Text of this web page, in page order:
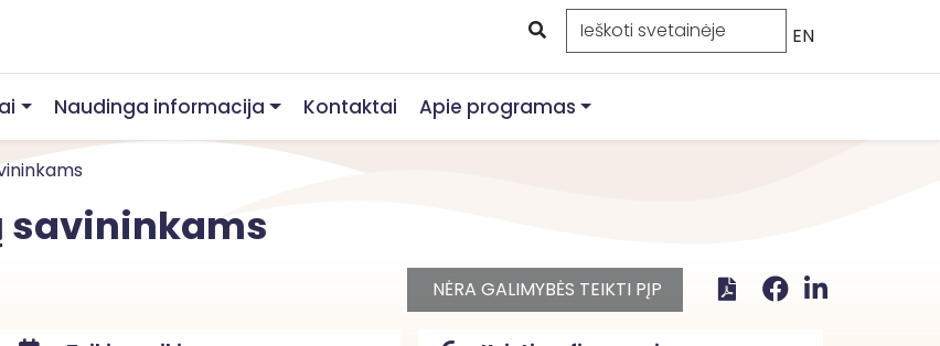
EN
Naudinga informacija Kontaktai Apie programas
savininkams
NĖRA GALIMYBĖS TEIKTI PĮP